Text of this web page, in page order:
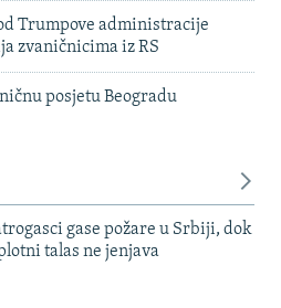
Trumpove administracije
zvaničnicima iz RS
posjetu Beogradu
gase požare u Srbiji, dok
talas ne jenjava